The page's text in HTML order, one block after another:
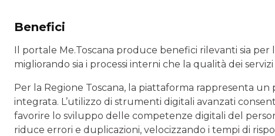
Benefici
Il portale Me.Toscana produce benefici rilevanti sia per
migliorando sia i processi interni che la qualità dei
Per la Regione Toscana, la piattaforma rappresenta
integrata. L’utilizzo di strumenti digitali avanzati
favorire lo sviluppo delle competenze digitali del
riduce errori e duplicazioni, velocizzando i tempi di